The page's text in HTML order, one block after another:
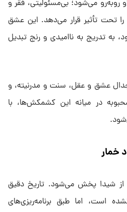
روبه‌رو می‌شود؛ بی‌مسئولیتی، فقر و
تحت تأثیر قرار می‌دهد. این عشق
به تدریج به ناامیدی و رنج تبدیل
جدال عشق و عقل، سنت و مدرنیته، و
در میانه این کشمکش‌ها، با
خمار
از شیدا پخش می‌شود. تاریخ دقیق
است، اما طبق برنامه‌ریزی‌های